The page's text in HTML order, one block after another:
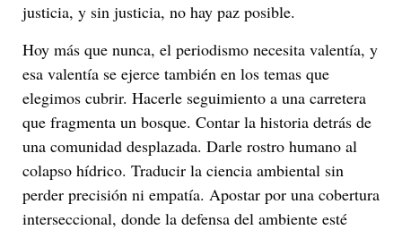
justicia, y sin justicia, no hay paz posible.
Hoy más que nunca, el periodismo necesita valentía, y
esa valentía se ejerce también en los temas que
elegimos cubrir. Hacerle seguimiento a una carretera
que fragmenta un bosque. Contar la historia detrás de
una comunidad desplazada. Darle rostro humano al
colapso hídrico. Traducir la ciencia ambiental sin
perder precisión ni empatía. Apostar por una cobertura
interseccional, donde la defensa del ambiente esté